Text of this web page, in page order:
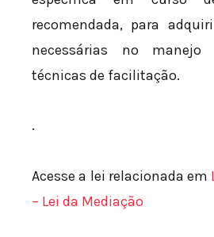
recomendada, para
necessárias no
técnicas de facilitação.
.
Acesse a lei relacionada em
– Lei da Mediação